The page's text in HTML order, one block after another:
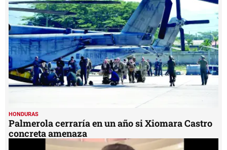
HONDURAS
Palmerola cerraría en un año si Xiomara Castro
concreta amenaza